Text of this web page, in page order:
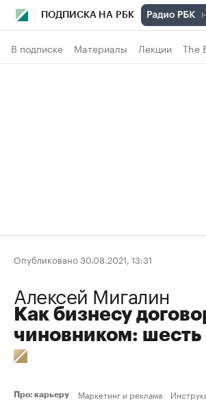
ПОДПИСКА НА РБК
В подписке Материалы Лекции The
Опубликовано 30.08.2021, 13:31
Алексей Мигалин
Как бизнесу
чиновником: шесть
Про: карьеру Маркетинг и реклама